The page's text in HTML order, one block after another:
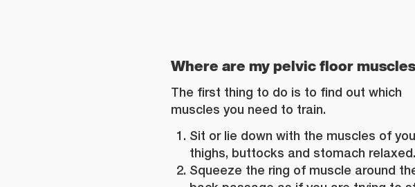
Where are my pelvic floor
The first thing to do is to find out which
muscles you need to train.
Sit or lie down with the muscles of
thighs, buttocks and stomach relaxed.
Squeeze the ring of muscle around